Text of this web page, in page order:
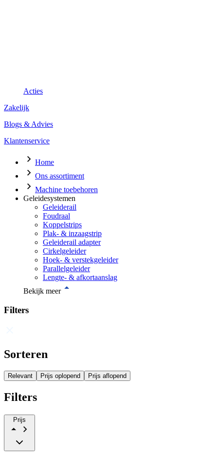
Acties
Zakelijk
Blogs & Advies
Klantenservice
Home
Ons assortiment
Machine toebehoren
Geleidesystemen
Geleiderail
Foudraal
Koppelstrips
Plak- & inzaagstrip
Geleiderail adapter
Cirkelgeleider
Hoek- & verstekgeleider
Parallelgeleider
Lengte- & afkortaanslag
Bekijk meer
Filters
Sorteren
Relevant Prijs oplopend Prijs aflopend
Filters
Prijs